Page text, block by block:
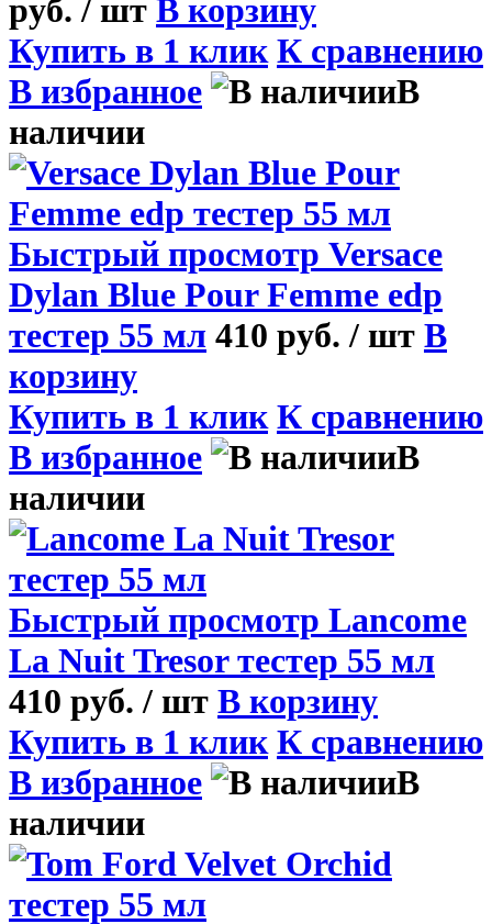
руб./ шт В корзину
Купить в 1 клик К сравнению
В избранное
В
наличии
Быстрый просмотр Versace
Dylan Blue Pour Femme edp
тестер 55 мл 410 руб./ шт В
корзину
Купить в 1 клик К сравнению
В избранное
В
наличии
Быстрый просмотр Lancome
La Nuit Tresor тестер 55 мл
410 руб./ шт В корзину
Купить в 1 клик К сравнению
В избранное
В
наличии